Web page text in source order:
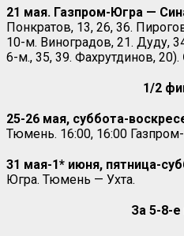
21 мая. Газпром-Югра —
Понкратов, 13, 26, 36.
10-м. Виноградов, 21. Дуду,
6-м., 35, 39. Фахрутдинов, 20).
1/2
25-26 мая, суббота-
Тюмень. 16:00, 16:00
31 мая-1* июня, пятница-
Югра. Тюмень — Ухта.
За 5-8-